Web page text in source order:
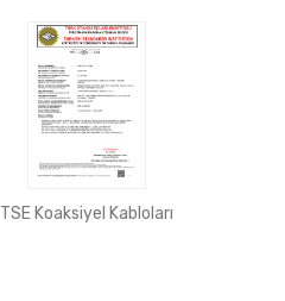
TSE Koaksiyel Kabloları